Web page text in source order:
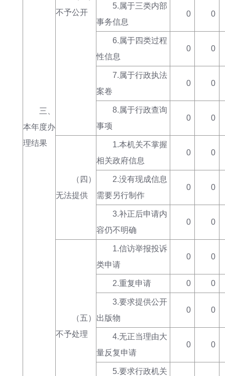
三、
本年度办
理结果
不予公开
5.属于三类内部
事务信息
0 0
6.属于四类过程
性信息
0 0
7.属于行政执法
案卷
0 0
8.属于行政查询
事项
0 0
（四）
无法提供
1.本机关不掌握
相关政府信息
0 0
2.没有现成信息
需要另行制作
0 0
3.补正后申请内
容仍不明确
0 0
（五）
不予处理
1.信访举报投诉
类申请
0 0
2.重复申请 0 0
3.要求提供公开
出版物
0 0
4.无正当理由大
量反复申请
0 0
5.要求行政机关